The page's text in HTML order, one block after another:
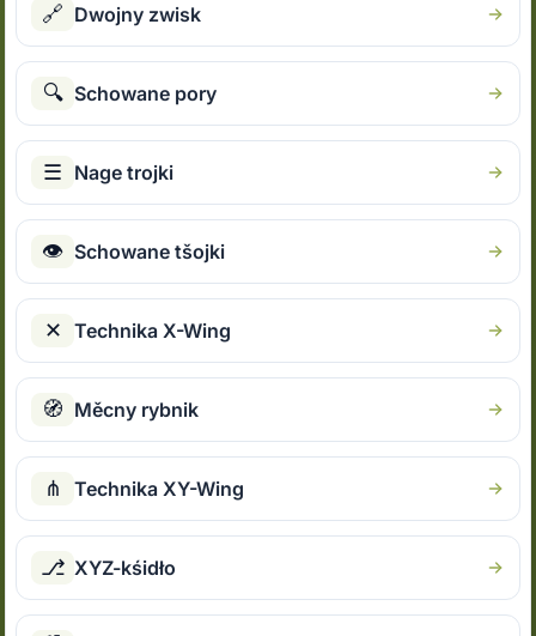
🔗 Dwojny zwisk
🔍 Schowane pory
☰ Nage trojki
👁 Schowane tšojki
✕ Technika X-Wing
🧭 Měcny rybnik
⋔ Technika XY-Wing
⎇ XYZ-kśidło